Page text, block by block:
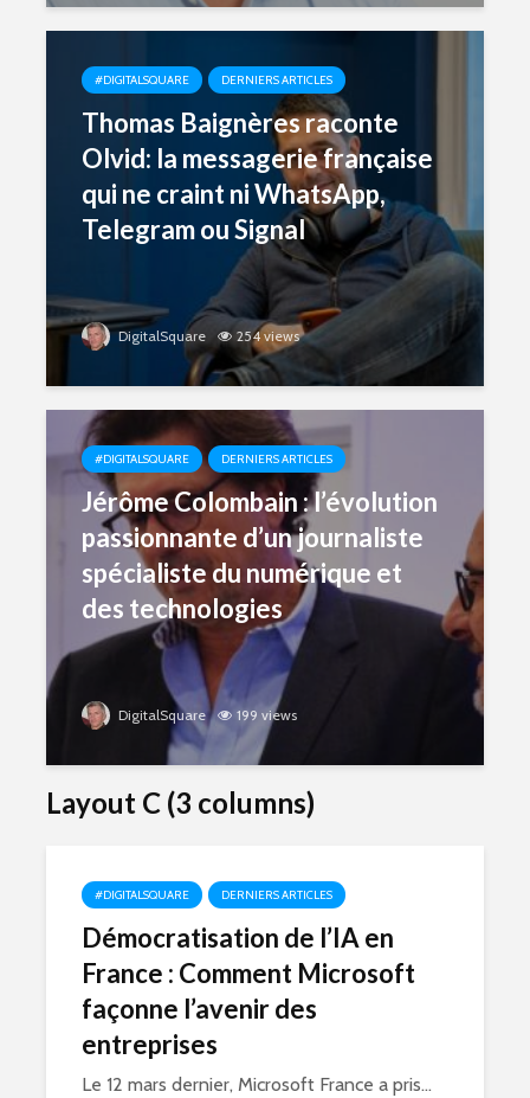
#DIGITALSQUARE DERNIERS ARTICLES
Thomas Baignères raconte
Olvid: la messagerie française
qui ne craint ni WhatsApp,
Telegram ou Signal
DigitalSquare 254 views
#DIGITALSQUARE DERNIERS ARTICLES
Jérôme Colombain : l’évolution
passionnante d’un journaliste
spécialiste du numérique et
des technologies
DigitalSquare 199 views
Layout C (3 columns)
#DIGITALSQUARE DERNIERS ARTICLES
Démocratisation de l’IA en
France : Comment Microsoft
façonne l’avenir des
entreprises
Le 12 mars dernier, Microsoft France a pris...